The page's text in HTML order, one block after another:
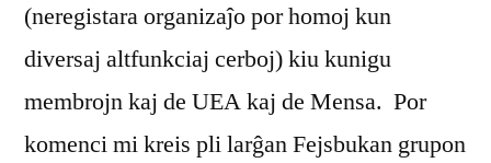
(neregistara organizaĵo por homoj kun
diversaj altfunkciaj cerboj) kiu kunigu
membrojn kaj de UEA kaj de Mensa. Por
komenci mi kreis pli larĝan Fejsbukan grupon